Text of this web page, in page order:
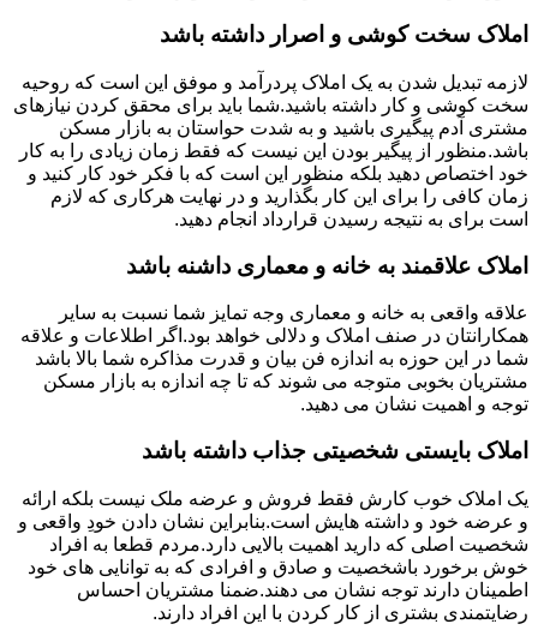
املاک سخت کوشی و اصرار داشته باشد
لازمه تبدیل شدن به یک املاک پردرآمد و موفق این است که روحیه
سخت کوشی و کار داشته باشید.شما باید برای محقق کردن نیازهای
مشتری آدم پیگیری باشید و به شدت حواستان به بازار مسکن
باشد.منظور از پیگیر بودن این نیست که فقط زمان زیادی را به کار
خود اختصاص دهید بلکه منظور این است که با فکر خود کار کنید و
زمان کافی را برای این کار بگذارید و در نهایت هرکاری که لازم
است برای به نتیجه رسیدن قرارداد انجام دهید.
املاک علاقمند به خانه و معماری داشنه باشد
علاقه واقعی به خانه و معماری وجه تمایز شما نسبت به سایر
همکارانتان در صنف املاک و دلالی خواهد بود.اگر اطلاعات و علاقه
شما در این حوزه به اندازه فن بیان و قدرت مذاکره شما بالا باشد
مشتریان بخوبی متوجه می شوند که تا چه اندازه به بازار مسکن
توجه و اهمیت نشان می دهید.
املاک بایستی شخصیتی جذاب داشته باشد
یک املاک خوب کارش فقط فروش و عرضه ملک نیست بلکه ارائه
و عرضه خود و داشته هایش است.بنابراین نشان دادن خودِ واقعی و
شخصیت اصلی که دارید اهمیت بالایی دارد.مردم قطعا به افراد
خوش برخورد باشخصیت و صادق و افرادی که به توانایی های خود
اطمینان دارند توجه نشان می دهند.ضمنا مشتریان احساس
رضایتمندی بشتری از کار کردن با این افراد دارند.